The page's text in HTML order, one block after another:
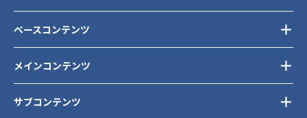
メインコンテンツ
サブコンテンツ
ベースコンテンツ